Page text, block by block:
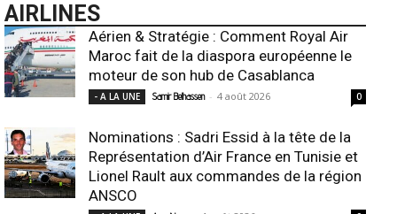
AIRLINES
Aérien & Stratégie : Comment Royal Air
Maroc fait de la diaspora européenne le
moteur de son hub de Casablanca
- A LA UNE Samir Belhassen - 4 août 2026 0
Nominations : Sadri Essid à la tête de la
Représentation d’Air France en Tunisie et
Lionel Rault aux commandes de la région
ANSCO